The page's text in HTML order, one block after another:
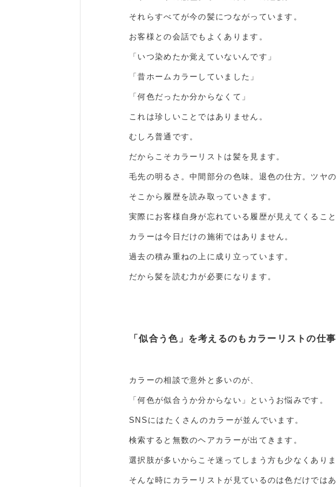
それらすべてが今の髪につながっています。
お客様との会話でもよくあります。
「いつ染めたか覚えていないんです」
「昔ホームカラーしていました」
「何色だったか分からなくて」
これは珍しいことではありません。
むしろ普通です。
だからこそカラーリストは髪を見ます。
毛先の明るさ。中間部分の色味。退色の仕方。ツヤの
そこから履歴を読み取っていきます。
実際にお客様自身が忘れている履歴が見えてくること
カラーは今日だけの施術ではありません。
過去の積み重ねの上に成り立っています。
だから髪を読む力が必要になります。
「似合う色」を考えるのもカラーリストの仕事
カラーの相談で意外と多いのが、
「何色が似合うか分からない」というお悩みです。
SNSにはたくさんのカラーが並んでいます。
検索すると無数のヘアカラーが出てきます。
選択肢が多いからこそ迷ってしまう方も少なくありま
そんな時にカラーリストが見ているのは色だけではあ